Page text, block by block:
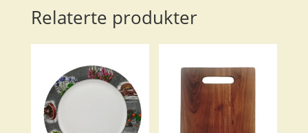
Relaterte produkter